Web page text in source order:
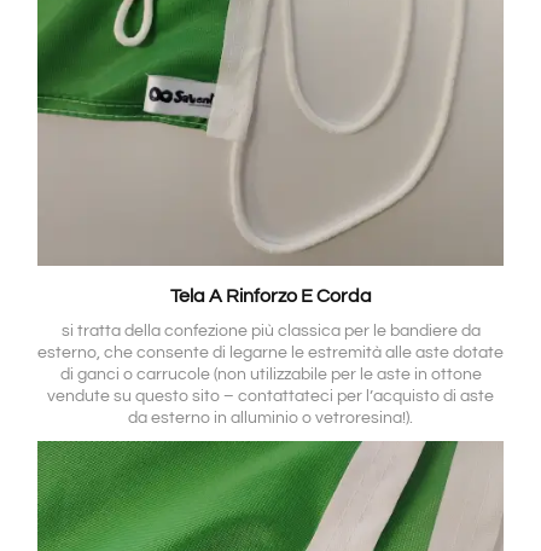
Tela A Rinforzo E Corda
si tratta della confezione più classica per le bandiere da
esterno, che consente di legarne le estremità alle aste dotate
di ganci o carrucole (non utilizzabile per le aste in ottone
vendute su questo sito – contattateci per l’acquisto di aste
da esterno in alluminio o vetroresina!).